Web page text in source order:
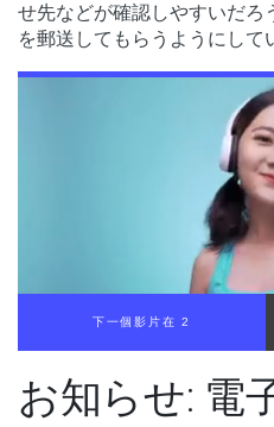
せ先などが確認しやすいだろ
を郵送してもらうようにして
下一個影片在 1
お知らせ: 電